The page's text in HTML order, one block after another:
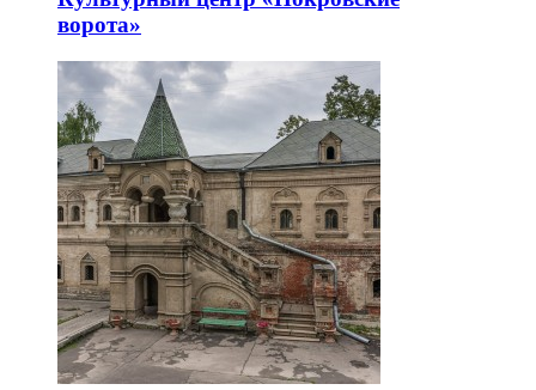
ворота»